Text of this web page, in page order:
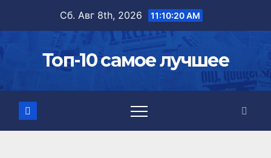
содержимому
Сб. Авг 8th, 2026 11:10:21 AM
Топ-10 самое лучшее